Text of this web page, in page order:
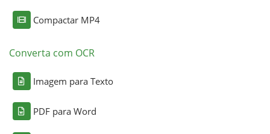
Compactar MP4
Converta com OCR
Imagem para Texto
PDF para Word